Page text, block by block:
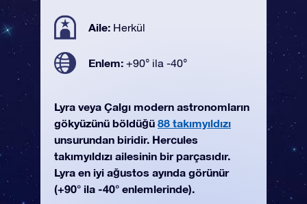
Aile: Herkül
Enlem: +90° ila -40°
Lyra veya Çalgı modern astronomların
gökyüzünü böldüğü 88 takımyıldızı
unsurundan biridir. Hercules
takımyıldızı ailesinin bir parçasıdır.
Lyra en iyi ağustos ayında görünür
(+90° ila -40° enlemlerinde).